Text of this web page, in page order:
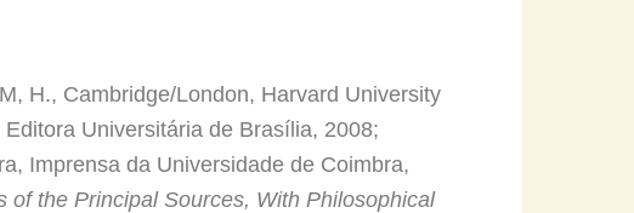
H., Cambridge/London, Harvard University
Universitária de Brasília, 2008;
Imprensa da Universidade de Coimbra,
of the Principal Sources, With Philosophical